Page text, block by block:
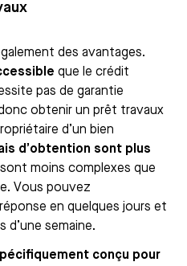
des avantages.
que le crédit
pas de garantie
obtenir un prêt travaux
d’un bien
d’obtention sont plus
moins complexes que
Vous pouvez
en quelques jours et
d’une semaine.
conçu pour